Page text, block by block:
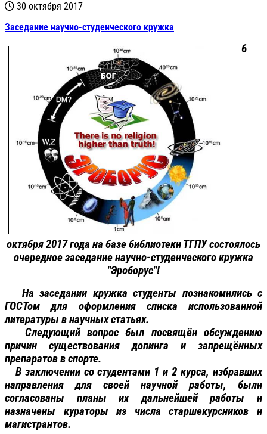
30 октября 2017
Заседание научно-студенческого кружка
6
октября 2017 года на базе библиотеки ТГПУ состоялось
очередное заседание научно-студенческого кружка
"Эроборус"!
На заседании кружка студенты познакомились с
ГОСТом для оформления списка использованной
литературы в научных статьях.
Следующий вопрос был посвящён обсуждению
причин существования допинга и запрещённых
препаратов в спорте.
В заключении со студентами 1 и 2 курса, избравших
направления для своей научной работы, были
согласованы планы их дальнейшей работы и
назначены кураторы из числа старшекурсников и
магистрантов.